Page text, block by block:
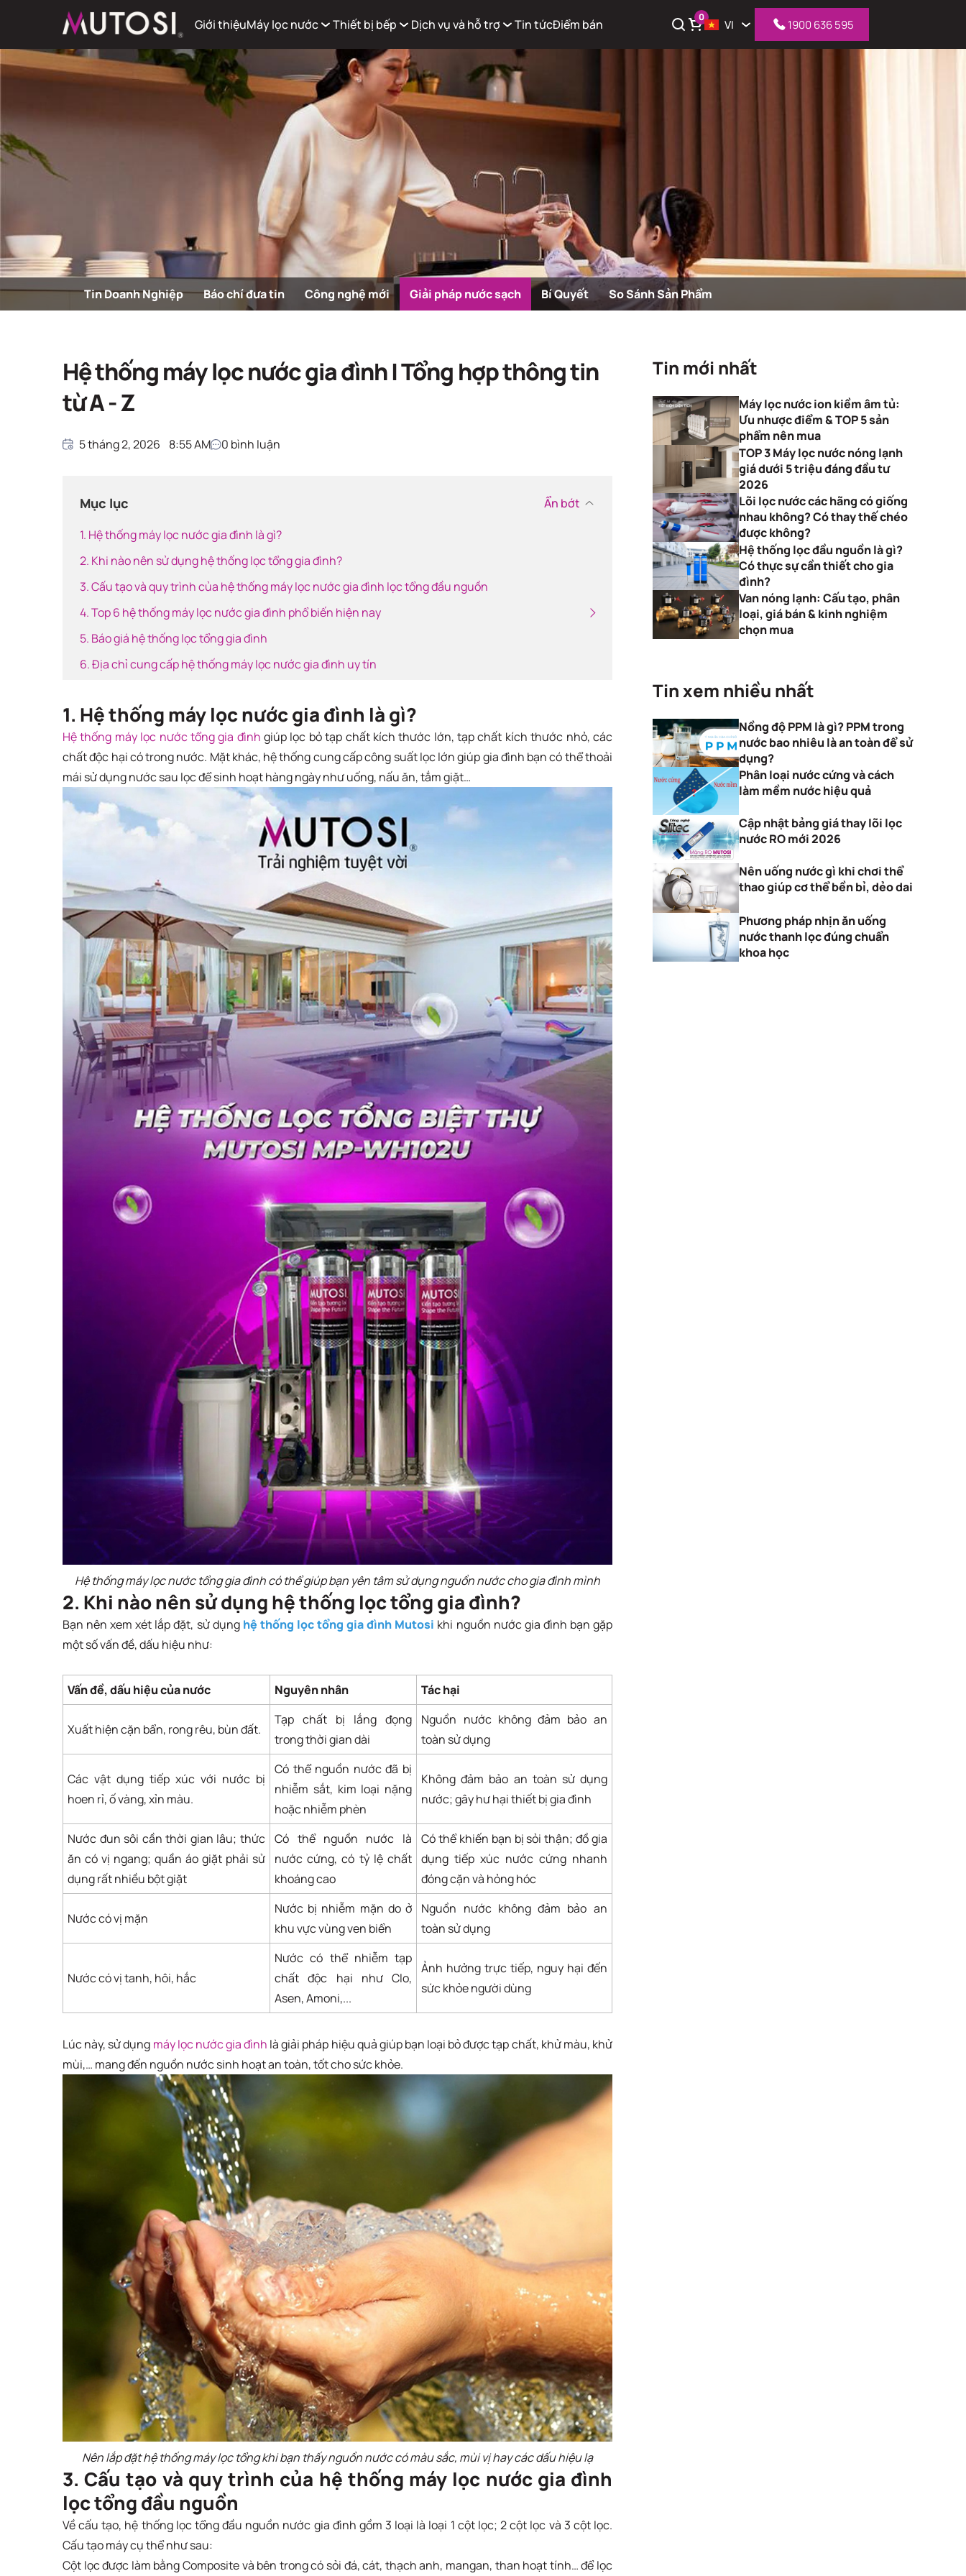
Giới thiệuMáy lọc nước Thiết bị bếp Dịch vụ và hỗ trợ Tin tứcĐiểm bán 0 VI 1900 636 595
Trang chủ
Tin Doanh Nghiệp Báo chí đưa tin Công nghệ mới Giải pháp nước sạch Bí Quyết So Sánh Sản Phẩm
Hệ thống máy lọc nước gia đình | Tổng hợp thông tin
từ A - Z
5 tháng 2, 2026 8:55 AM 0 bình luận
Mục lục
Ẩn bớt
1. Hệ thống máy lọc nước gia đình là gì?
2. Khi nào nên sử dụng hệ thống lọc tổng gia đình?
3. Cấu tạo và quy trình của hệ thống máy lọc nước gia đình lọc tổng đầu nguồn
4. Top 6 hệ thống máy lọc nước gia đình phổ biến hiện nay
5. Báo giá hệ thống lọc tổng gia đình
6. Địa chỉ cung cấp hệ thống máy lọc nước gia đình uy tín
1. Hệ thống máy lọc nước gia đình là gì?
Hệ thống máy lọc nước tổng gia đình giúp lọc bỏ tạp chất kích thước lớn, tạp chất kích thước nhỏ, các
chất độc hại có trong nước. Mặt khác, hệ thống cung cấp công suất lọc lớn giúp gia đình bạn có thể thoải
mái sử dụng nước sau lọc để sinh hoạt hàng ngày như uống, nấu ăn, tắm giặt…
Hệ thống máy lọc nước tổng gia đình có thể giúp bạn yên tâm sử dụng nguồn nước cho gia đình mình
2. Khi nào nên sử dụng hệ thống lọc tổng gia đình?
Bạn nên xem xét lắp đặt, sử dụng hệ thống lọc tổng gia đình Mutosi khi nguồn nước gia đình bạn gặp
một số vấn đề, dấu hiệu như:
Vấn đề, dấu hiệu của nước Nguyên nhân Tác hại
Xuất hiện cặn bẩn, rong rêu, bùn đất.
Tạp chất bị lắng đọng
trong thời gian dài
Nguồn nước không đảm bảo an
toàn sử dụng
Các vật dụng tiếp xúc với nước bị
hoen rỉ, ố vàng, xỉn màu.
Có thể nguồn nước đã bị
nhiễm sắt, kim loại nặng
hoặc nhiễm phèn
Không đảm bảo an toàn sử dụng
nước; gây hư hại thiết bị gia đình
Nước đun sôi cần thời gian lâu; thức
ăn có vị ngang; quần áo giặt phải sử
dụng rất nhiều bột giặt
Có thể nguồn nước là
nước cứng, có tỷ lệ chất
khoáng cao
Có thể khiến bạn bị sỏi thận; đồ gia
dụng tiếp xúc nước cứng nhanh
đóng cặn và hỏng hóc
Nước có vị mặn
Nước bị nhiễm mặn do ở
khu vực vùng ven biển
Nguồn nước không đảm bảo an
toàn sử dụng
Nước có vị tanh, hôi, hắc
Nước có thể nhiễm tạp
chất độc hại như Clo,
Asen, Amoni,...
Ảnh hưởng trực tiếp, nguy hại đến
sức khỏe người dùng
Lúc này, sử dụng máy lọc nước gia đình là giải pháp hiệu quả giúp bạn loại bỏ được tạp chất, khử màu, khử
mùi,… mang đến nguồn nước sinh hoạt an toàn, tốt cho sức khỏe.
Nên lắp đặt hệ thống máy lọc tổng khi bạn thấy nguồn nước có màu sắc, mùi vị hay các dấu hiệu lạ
3. Cấu tạo và quy trình của hệ thống máy lọc nước gia đình
lọc tổng đầu nguồn
Về cấu tạo, hệ thống lọc tổng đầu nguồn nước gia đình gồm 3 loại là loại 1 cột lọc; 2 cột lọc và 3 cột lọc.
Cấu tạo máy cụ thể như sau:
Cột lọc được làm bằng Composite và bên trong có sỏi đá, cát, thạch anh, mangan, than hoạt tính… để lọc
Tin mới nhất
Máy lọc nước ion kiềm âm tủ:
Ưu nhược điểm & TOP 5 sản
phẩm nên mua
TOP 3 Máy lọc nước nóng lạnh
giá dưới 5 triệu đáng đầu tư
2026
Lõi lọc nước các hãng có giống
nhau không? Có thay thế chéo
được không?
Hệ thống lọc đầu nguồn là gì?
Có thực sự cần thiết cho gia
đình?
Van nóng lạnh: Cấu tạo, phân
loại, giá bán & kinh nghiệm
chọn mua
Tin xem nhiều nhất
Nồng độ PPM là gì? PPM trong
nước bao nhiêu là an toàn để sử
dụng?
Phân loại nước cứng và cách
làm mềm nước hiệu quả
Cập nhật bảng giá thay lõi lọc
nước RO mới 2026
Nên uống nước gì khi chơi thể
thao giúp cơ thể bền bỉ, dẻo dai
Phương pháp nhịn ăn uống
nước thanh lọc đúng chuẩn
khoa học